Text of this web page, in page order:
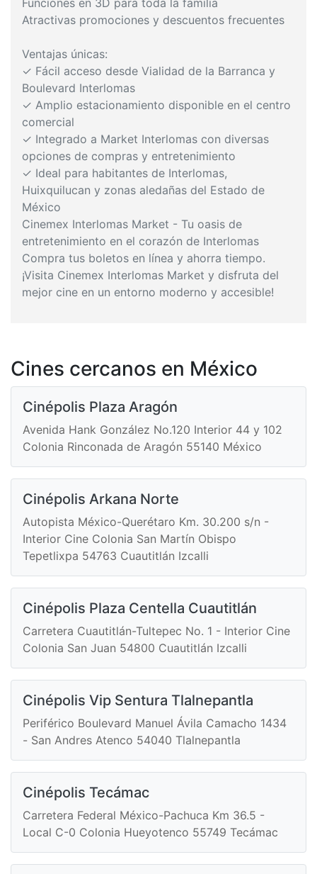
Funciones en 3D para toda la familia
Atractivas promociones y descuentos frecuentes
Ventajas únicas:
✓ Fácil acceso desde Vialidad de la Barranca y
Boulevard Interlomas
✓ Amplio estacionamiento disponible en el centro
comercial
✓ Integrado a Market Interlomas con diversas
opciones de compras y entretenimiento
✓ Ideal para habitantes de Interlomas,
Huixquilucan y zonas aledañas del Estado de
México
Cinemex Interlomas Market - Tu oasis de
entretenimiento en el corazón de Interlomas
Compra tus boletos en línea y ahorra tiempo.
¡Visita Cinemex Interlomas Market y disfruta del
mejor cine en un entorno moderno y accesible!
Cines cercanos en México
Cinépolis Plaza Aragón
Avenida Hank González No.120 Interior 44 y 102
Colonia Rinconada de Aragón 55140 México
Cinépolis Arkana Norte
Autopista México-Querétaro Km. 30.200 s/n -
Interior Cine Colonia San Martín Obispo
Tepetlixpa 54763 Cuautitlán Izcalli
Cinépolis Plaza Centella Cuautitlán
Carretera Cuautitlán-Tultepec No. 1 - Interior Cine
Colonia San Juan 54800 Cuautitlán Izcalli
Cinépolis Vip Sentura Tlalnepantla
Periférico Boulevard Manuel Ávila Camacho 1434
- San Andres Atenco 54040 Tlalnepantla
Cinépolis Tecámac
Carretera Federal México-Pachuca Km 36.5 -
Local C-0 Colonia Hueyotenco 55749 Tecámac